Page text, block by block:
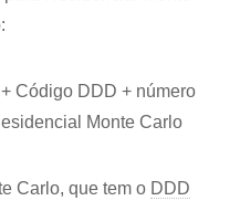
Código DDD + número
Monte Carlo
Carlo, que tem o DDD